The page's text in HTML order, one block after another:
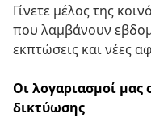
Γίνετε μέλος της
που λαμβάνουν
εκπτώσεις και νέες
Οι λογαριασμοί μας
δικτύωσης